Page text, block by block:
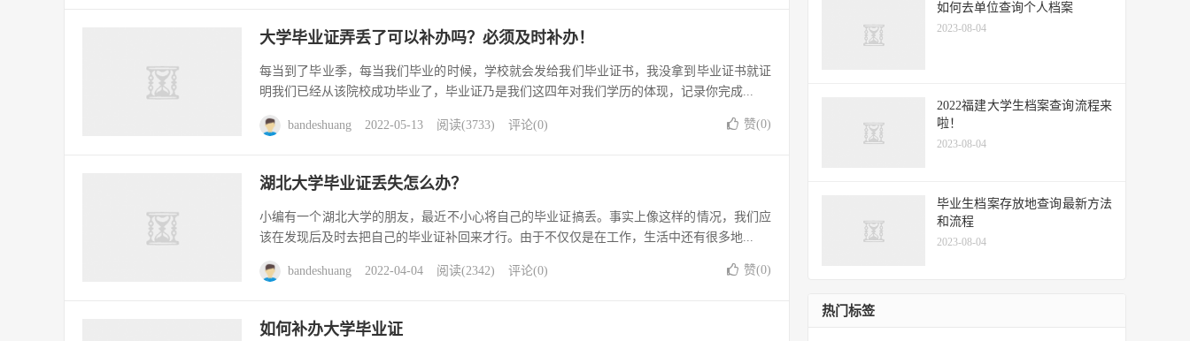
大学毕业证弄丢了可以补办吗？必须及时补办！
每当到了毕业季，每当我们毕业的时候，学校就会发给我们毕业证书，我没拿到毕业证书就证
明我们已经从该院校成功毕业了，毕业证乃是我们这四年对我们学历的体现，记录你完成...
bandeshuang 2022-05-13 阅读(3733) 评论(0) 赞(0)
湖北大学毕业证丢失怎么办？
小编有一个湖北大学的朋友，最近不小心将自己的毕业证搞丢。事实上像这样的情况，我们应
该在发现后及时去把自己的毕业证补回来才行。由于不仅仅是在工作，生活中还有很多地...
bandeshuang 2022-04-04 阅读(2342) 评论(0) 赞(0)
如何补办大学毕业证
如何去单位查询个人档案
2023-08-04
2022福建大学生档案查询流程来
啦！
2023-08-04
毕业生档案存放地查询最新方法
和流程
2023-08-04
热门标签